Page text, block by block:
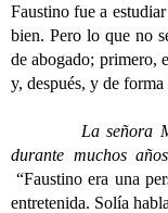
Faustino fue a
bien. Pero lo que no
de abogado; primero,
y, después, y de
La señora
durante muchos
“Faustino era una
entretenida. Solía